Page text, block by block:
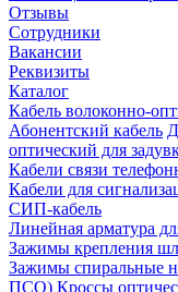
Отзывы
Сотрудники
Вакансии
Реквизиты
Каталог
Кабель волоконно-
Абонентский кабель
оптический для
Кабели связи
Кабели для
СИП-кабель
Линейная арматура
Зажимы крепления
Зажимы спиральные
ПСО) Кроссы